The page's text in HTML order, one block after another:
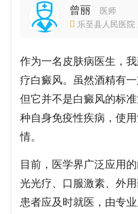
曾丽
医师
乐至县人民医院
作为一名皮肤病医生，
疗白癜风。虽然酒精有
但它并不是白癜风的标
种自身免疫性疾病，使
情。
目前，医学界广泛应用
光光疗、口服激素、外
患者应及时就医，由专